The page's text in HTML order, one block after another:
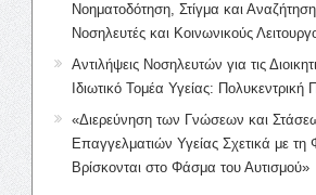
Νοηματοδότηση, Στίγμα και
Νοσηλευτές και Κοινωνικούς
Αντιλήψεις Νοσηλευτών για τις
Ιδιωτικό Τομέα Υγείας: Πολυκεντρική
«Διερεύνηση των Γνώσεων και
Επαγγελματιών Υγείας Σχετικά με
Βρίσκονται στο Φάσμα του Αυτισμού»